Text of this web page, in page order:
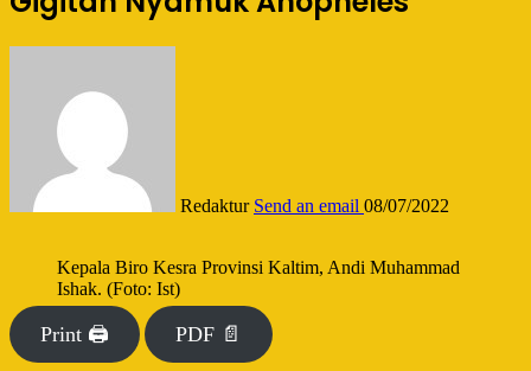
Redaktur Send an email 08/07/2022
Kepala Biro Kesra Provinsi Kaltim, Andi Muhammad
Ishak. (Foto: Ist)
Print 🖨 PDF 📄